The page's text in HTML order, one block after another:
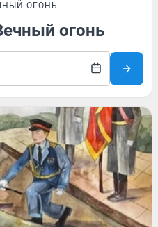
ОГОНЬ
огонь